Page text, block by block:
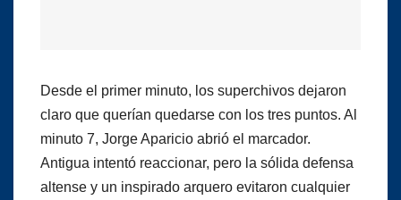
Desde el primer minuto, los superchivos dejaron
claro que querían quedarse con los tres puntos. Al
minuto 7, Jorge Aparicio abrió el marcador.
Antigua intentó reaccionar, pero la sólida defensa
altense y un inspirado arquero evitaron cualquier